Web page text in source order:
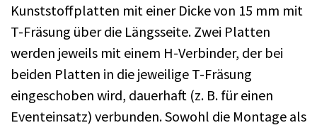
Kunststoffplatten mit einer Dicke von 15 mm mit
T-Fräsung über die Längsseite. Zwei Platten
werden jeweils mit einem H-Verbinder, der bei
beiden Platten in die jeweilige T-Fräsung
eingeschoben wird, dauerhaft (z. B. für einen
Eventeinsatz) verbunden. Sowohl die Montage als